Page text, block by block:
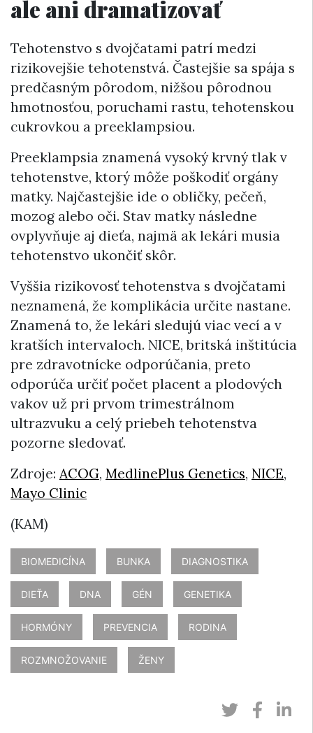
ale ani dramatizovať
Tehotenstvo s dvojčatami patrí medzi
rizikovejšie tehotenstvá. Častejšie sa spája s
predčasným pôrodom, nižšou pôrodnou
hmotnosťou, poruchami rastu, tehotenskou
cukrovkou a preeklampsiou.
Preeklampsia znamená vysoký krvný tlak v
tehotenstve, ktorý môže poškodiť orgány
matky. Najčastejšie ide o obličky, pečeň,
mozog alebo oči. Stav matky následne
ovplyvňuje aj dieťa, najmä ak lekári musia
tehotenstvo ukončiť skôr.
Vyššia rizikovosť tehotenstva s dvojčatami
neznamená, že komplikácia určite nastane.
Znamená to, že lekári sledujú viac vecí a v
kratších intervaloch. NICE, britská inštitúcia
pre zdravotnícke odporúčania, preto
odporúča určiť počet placent a plodových
vakov už pri prvom trimestrálnom
ultrazvuku a celý priebeh tehotenstva
pozorne sledovať.
Zdroje: ACOG, MedlinePlus Genetics, NICE,
Mayo Clinic
(KAM)
BIOMEDICÍNA BUNKA DIAGNOSTIKA
DIEŤA DNA GÉN GENETIKA
HORMÓNY PREVENCIA RODINA
ROZMNOŽOVANIE ŽENY